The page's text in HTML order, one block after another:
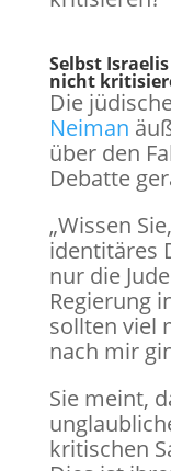
Selbst
nicht
Die
Neiman
über den
Debatte
„Wissen
identitäres
nur die
Regierung
sollten viel
nach mir
Sie meint,
kritischen